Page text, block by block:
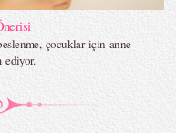
çocuklar için anne
ediyor.